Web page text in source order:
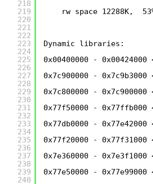
218
219
220
221
222
223
224
225
226
227
228
229
230
231
232
233
234
235
236
237
238
239
240
rw space 12288K,
Dynamic libraries:
0x00400000 -
0x7c900000 -
0x7c800000 - 0x7c900000
0x77f50000 - 0x77ffb000
0x77db0000 - 0x77e42000
0x77f20000 - 0x77f31000
0x7e360000 - 0x7e3f1000
0x77e50000 - 0x77e99000